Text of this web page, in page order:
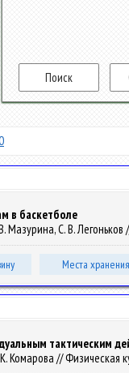
в баскетболе
Мазурина, С. В.
Места хранения
тактическим
Комарова // Физическая